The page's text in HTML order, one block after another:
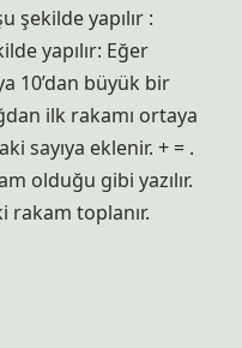
şekilde yapılır :
yapılır: Eğer
10’dan büyük bir
ilk rakamı ortaya
sayıya eklenir. + = .
olduğu gibi yazılır.
rakam toplanır.